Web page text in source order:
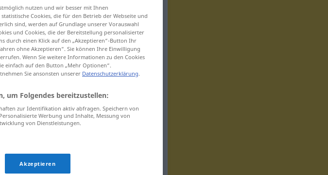
nutzen und wir besser mit Ihnen
Cookies, die für den Betrieb der Webseite und
sind, werden auf Grundlage unserer Vorauswahl
und Cookies, die der Bereitstellung personalisierter
durch einen Klick auf den „Akzeptieren“-Button Ihr
ohne Akzeptieren“. Sie können Ihre Einwilligung
Wenn Sie weitere Informationen zu den Cookies
einfach auf den Button „Mehr Optionen“.
Sie ansonsten unserer Datenschutzerklärung.
um Folgendes bereitzustellen:
zur Identifikation aktiv abfragen. Speichern von
Werbung und Inhalte, Messung von
von Dienstleistungen.
Akzeptieren